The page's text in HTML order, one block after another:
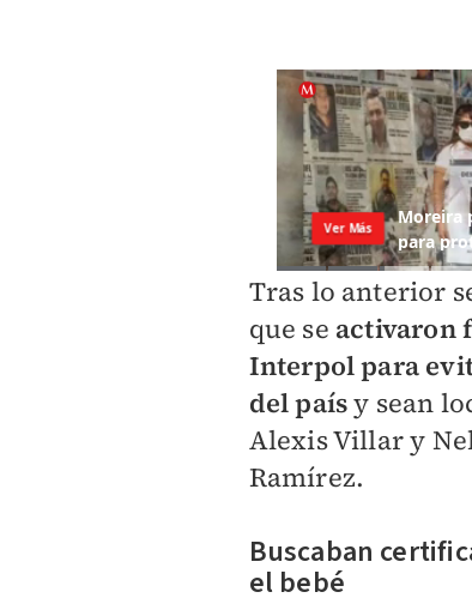
Tras lo anterior
que se activaron
Interpol para
del paísy sean
Alexis Villar y
Ramírez.
Buscaban
el bebé